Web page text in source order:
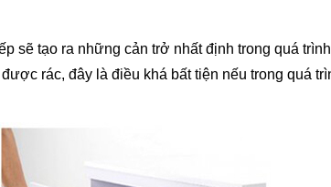
sẽ tạo ra những cản trở nhất định trong quá
rác, đây là điều khá bất tiện nếu trong quá